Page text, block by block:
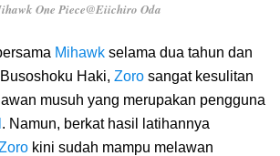
One Piece@Eiichiro Oda
Mihawk selama dua tahun dan
Haki, Zoro sangat kesulitan
musuh yang merupakan pengguna
. Namun, berkat hasil latihannya
kini sudah mampu melawan